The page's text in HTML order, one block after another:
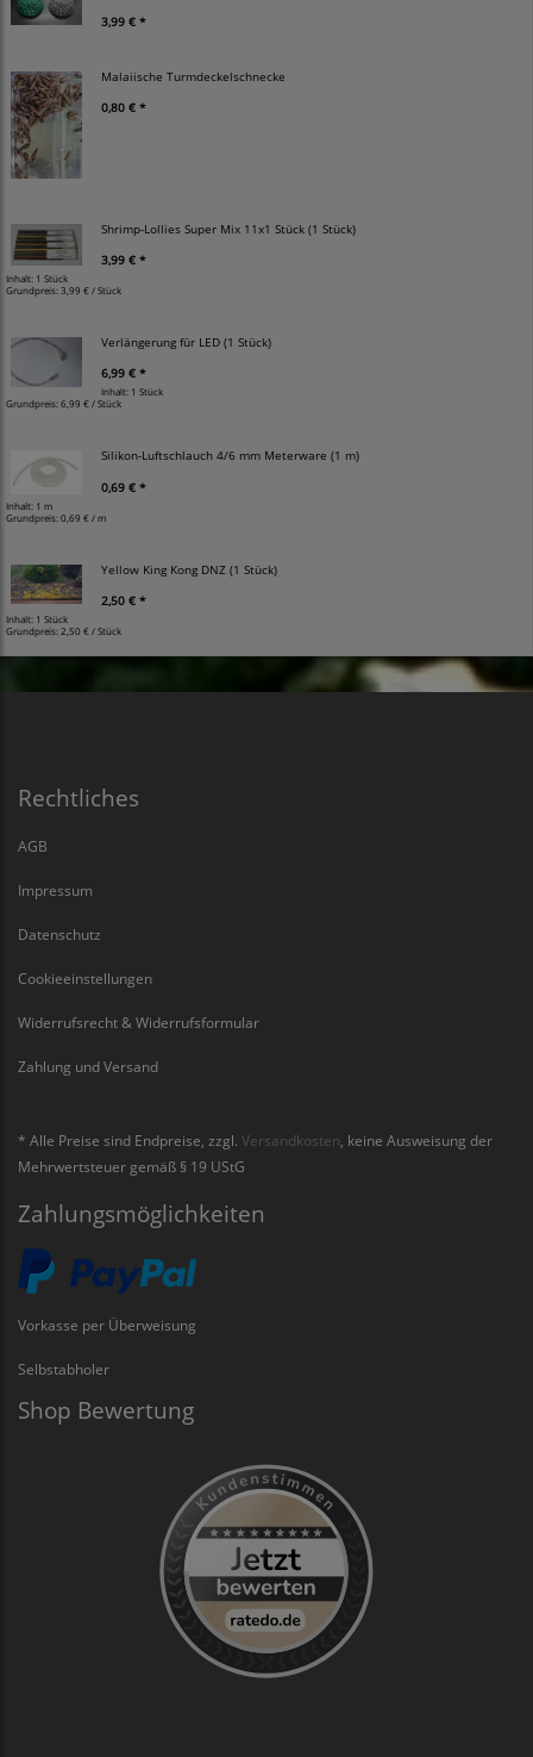
3,99 € *
Malaiische Turmdeckelschnecke
0,80 € *
Shrimp-Lollies Super Mix 11x1 Stück (1 Stück)
3,99 € *
Inhalt: 1 Stück
Grundpreis:3,99 € / Stück
Verlängerung für LED (1 Stück)
6,99 € *
Inhalt: 1 Stück
Grundpreis:6,99 € / Stück
Silikon-Luftschlauch 4/6 mm Meterware (1 m)
0,69 € *
Inhalt: 1 m
Grundpreis:0,69 € / m
Yellow King Kong DNZ (1 Stück)
2,50 € *
Inhalt: 1 Stück
Grundpreis: 2,50 € / Stück
Rechtliches
AGB
Impressum
Datenschutz
Cookieeinstellungen
Widerrufsrecht & Widerrufsformular
Zahlung und Versand
* Alle Preise sind Endpreise, zzgl. Versandkosten , keine Ausweisung der
Mehrwertsteuer gemäß § 19 UStG
Zahlungsmöglichkeiten
Vorkasse per Überweisung
Selbstabholer
Shop Bewertung